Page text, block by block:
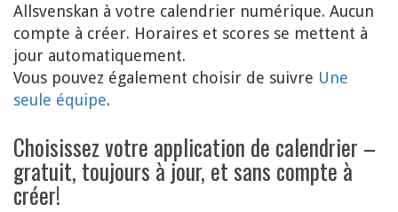
Allsvenskan à votre calendrier numérique. Aucun
compte à créer. Horaires et scores se mettent à
jour automatiquement.
Vous pouvez également choisir de suivre Une
seule équipe.
Choisissez votre application de calendrier –
gratuit, toujours à jour, et sans compte à
créer!